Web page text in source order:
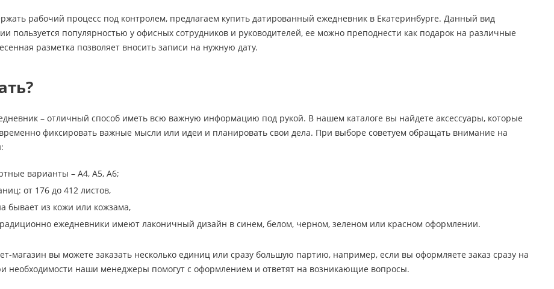
рабочий процесс под контролем, предлагаем купить датированный ежедневник в Екатеринбурге. Данный вид
пользуется популярностью у офисных сотрудников и руководителей, ее можно преподнести как подарок на различные
разметка позволяет вносить записи на нужную дату.
– отличный способ иметь всю важную информацию под рукой. В нашем каталоге вы найдете аксессуары, которые
фиксировать важные мысли или идеи и планировать свои дела. При выборе советуем обращать внимание на
варианты – А4, А5, А6;
от 176 до 412 листов,
бывает из кожи или кожзама,
ежедневники имеют лаконичный дизайн в синем, белом, черном, зеленом или красном оформлении.
магазин вы можете заказать несколько единиц или сразу большую партию, например, если вы оформляете заказ сразу на
необходимости наши менеджеры помогут с оформлением и ответят на возникающие вопросы.